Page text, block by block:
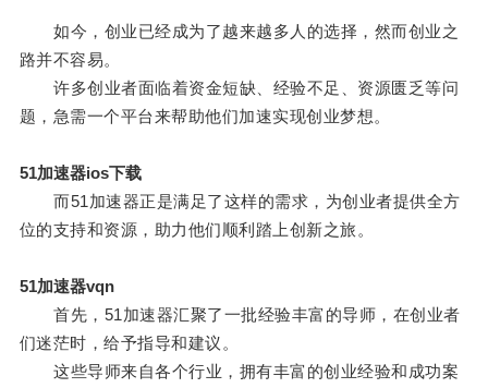
如今，创业已经成为了越来越多人的选择，然而创业之
路并不容易。
许多创业者面临着资金短缺、经验不足、资源匮乏等问
题，急需一个平台来帮助他们加速实现创业梦想。
51加速器ios下载
而51加速器正是满足了这样的需求，为创业者提供全方
位的支持和资源，助力他们顺利踏上创新之旅。
51加速器vqn
首先，51加速器汇聚了一批经验丰富的导师，在创业者
们迷茫时，给予指导和建议。
这些导师来自各个行业，拥有丰富的创业经验和成功案